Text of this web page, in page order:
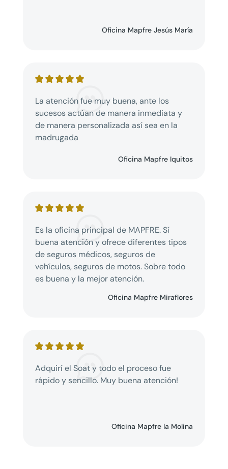
Oficina Mapfre Jesús María
La atención fue muy buena, ante los
sucesos actúan de manera inmediata y
de manera personalizada así sea en la
madrugada
Oficina Mapfre Iquitos
Es la oficina principal de MAPFRE. Sí
buena atención y ofrece diferentes tipos
de seguros médicos, seguros de
vehículos, seguros de motos. Sobre todo
es buena y la mejor atención.
Oficina Mapfre Miraflores
Adquirí el Soat y todo el proceso fue
rápido y sencillo. Muy buena atención!
Oficina Mapfre la Molina